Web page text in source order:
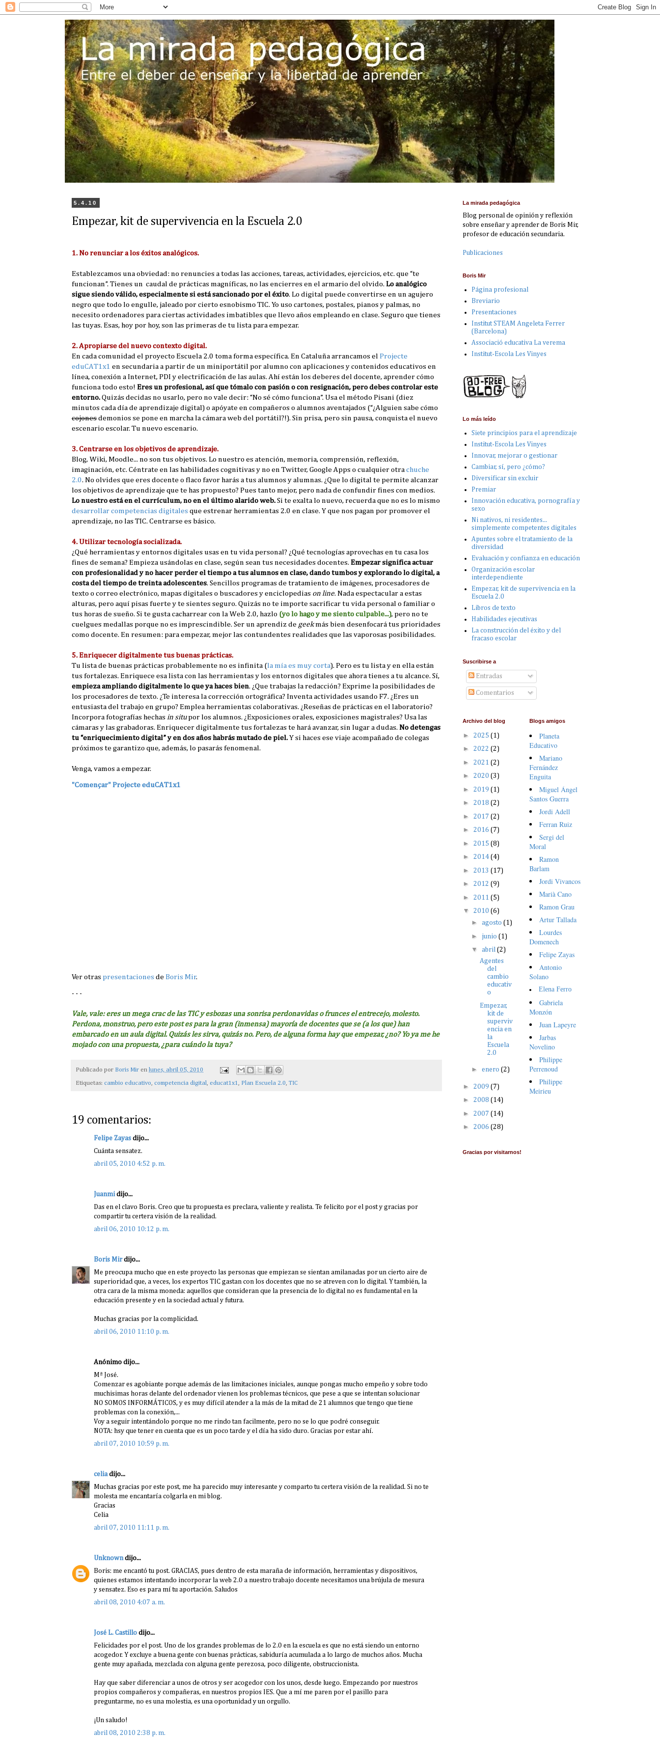
5.4.10
Empezar, kit de supervivencia en la Escuela 2.0
1. No renunciar a los éxitos analógicos.
Establezcamos una obviedad: no renuncies a todas las acciones, tareas, actividades, ejercicios, etc. que “te
funcionan”. Tienes un caudal de prácticas magníficas, no las encierres en el armario del olvido. Lo analógico
sigue siendo válido, especialmente si está sancionado por el éxito. Lo digital puede convertirse en un agujero
negro que todo lo engulle, jaleado por cierto esnobismo TIC. Yo uso cartones, postales, pianos y palmas, no
necesito ordenadores para ciertas actividades imbatibles que llevo años empleando en clase. Seguro que tienes
las tuyas. Esas, hoy por hoy, son las primeras de tu lista para empezar.
2. Apropiarse del nuevo contexto digital.
En cada comunidad el proyecto Escuela 2.0 toma forma específica. En Cataluña arrancamos el Projecte
eduCAT1x1 en secundaria a partir de un miniportátil por alumno con aplicaciones y contenidos educativos en
línea, conexión a Internet, PDI y electrificación de las aulas. Ahí están los deberes del docente, aprender cómo
funciona todo esto! Eres un profesional, así que tómalo con pasión o con resignación, pero debes controlar este
entorno. Quizás decidas no usarlo, pero no vale decir: “No sé cómo funciona”. Usa el método Pisani (diez
minutos cada día de aprendizaje digital) o apóyate en compañeros o alumnos aventajados (“¿Alguien sabe cómo
cojones demonios se pone en marcha la cámara web del portátil?!). Sin prisa, pero sin pausa, conquista el nuevo
escenario escolar. Tu nuevo escenario.
3. Centrarse en los objetivos de aprendizaje.
Blog, Wiki, Moodle... no son tus objetivos. Lo nuestro es atención, memoria, comprensión, reflexión,
imaginación, etc. Céntrate en las habilidades cognitivas y no en Twitter, Google Apps o cualquier otra chuche
2.0. No olvides que eres docente o flaco favor harás a tus alumnos y alumnas. ¿Que lo digital te permite alcanzar
los objetivos de aprendizaje que te has propuesto? Pues tanto mejor, pero nada de confundir fines con medios.
Lo nuestro está en el currículum, no en el último alarido web. Si te exalta lo nuevo, recuerda que no es lo mismo
desarrollar competencias digitales que estrenar herramientas 2.0 en clase. Y que nos pagan por promover el
aprendizaje, no las TIC. Centrarse es básico.
4. Utilizar tecnología socializada.
¿Qué herramientas y entornos digitales usas en tu vida personal? ¿Qué tecnologías aprovechas en tu casa los
fines de semana? Empieza usándolas en clase, según sean tus necesidades docentes. Empezar significa actuar
con profesionalidad y no hacer perder el tiempo a tus alumnos en clase, dando tumbos y explorando lo digital, a
costa del tiempo de treinta adolescentes. Sencillos programas de tratamiento de imágenes, procesadores de
texto o correo electrónico, mapas digitales o buscadores y enciclopedias on line. Nada espectacular a estas
alturas, pero aquí pisas fuerte y te sientes seguro. Quizás no te importe sacrificar tu vida personal o familiar o
tus horas de sueño. Si te gusta cacharrear con la Web 2.0, hazlo (yo lo hago y me siento culpable...), pero no te
cuelgues medallas porque no es imprescindible. Ser un aprendiz de geekmás bien desenfocará tus prioridades
como docente. En resumen: para empezar, mejor las contundentes realidades que las vaporosas posibilidades.
5. Enriquecer digitalmente tus buenas prácticas.
Tu lista de buenas prácticas probablemente no es infinita (la mía es muy corta). Pero es tu lista y en ella están
tus fortalezas. Enriquece esa lista con las herramientas y los entornos digitales que ahora tienes a tu alcance. Sí,
empieza ampliando digitalmente lo que ya haces bien. ¿Que trabajas la redacción? Exprime la posibilidades de
los procesadores de texto. ¿Te interesa la corrección ortográfica? Inventa actividades usando F7. ¿Eres un
entusiasta del trabajo en grupo? Emplea herramientas colaborativas. ¿Reseñas de prácticas en el laboratorio?
Incorpora fotografías hechas in situpor los alumnos. ¿Exposiciones orales, exposiciones magistrales? Usa las
cámaras y las grabadoras. Enriquecer digitalmente tus fortalezas te hará avanzar, sin lugar a dudas. No detengas
tu “enriquecimiento digital” y en dos años habrás mutado de piel. Y si haces ese viaje acompañado de colegas
próximos te garantizo que, además, lo pasarás fenomenal.
Venga, vamos a empezar.
"Començar" Projecte eduCAT1x1
Ver otras presentaciones de Boris Mir.
- - -
Vale, vale: eres un mega crac de las TIC y esbozas una sonrisa perdonavidas o frunces el entrecejo, molesto.
Perdona, monstruo, pero este post es para la gran (inmensa) mayoría de docentes que se (a los que) han
embarcado en un aula digital. Quizás les sirva, quizás no. Pero, de alguna forma hay que empezar, ¿no? Yo ya me he
mojado con una propuesta, ¿para cuándo la tuya?
Publicado por Boris Mir en lunes, abril 05, 2010
Etiquetas: cambio educativo, competencia digital, educat1x1, Plan Escuela 2.0, TIC
19 comentarios:
Felipe Zayas dijo...
Cuánta sensatez.
abril 05, 2010 4:52 p. m.
Juanmidijo...
Das en el clavo Boris. Creo que tu propuesta es preclara, valiente y realista. Te felicito por el post y gracias por
compartir tu certera visión de la realidad.
abril 06, 2010 10:12 p. m.
Boris Mirdijo...
Me preocupa mucho que en este proyecto las personas que empiezan se sientan amilanadas por un cierto aire de
superioridad que, a veces, los expertos TIC gastan con los docentes que no se atreven con lo digital. Y también, la
otra cara de la misma moneda: aquellos que consideran que la presencia de lo digital no es fundamental en la
educación presente y en la sociedad actual y futura.
Muchas gracias por la complicidad.
abril 06, 2010 11:10 p. m.
Anónimo dijo...
Mª José.
Comenzar es agobiante porque además de las limitaciones iniciales, aunque pongas mucho empeño y sobre todo
muchisimas horas delante del ordenador vienen los problemas técnicos, que pese a que se intentan solucionar
NO SOMOS INFORMÁTICOS, y es muy difícil atender a la más de la mitad de 21 alumnos que tengo que tiene
problemas con la conexión,...
Voy a seguir intentándolo porque no me rindo tan facilmente, pero no se lo que podré conseguir.
NOTA: hsy que tener en cuenta que es un poco tarde y el día ha sido duro. Gracias por estar ahí.
abril 07, 2010 10:59 p. m.
celiadijo...
Muchas gracias por este post, me ha parecido muy interesante y comparto tu certera visión de la realidad. Si no te
molesta me encantaría colgarla en mi blog.
Gracias
Celia
abril 07, 2010 11:11 p. m.
Unknowndijo...
Boris: me encantó tu post. GRACIAS, pues dentro de esta maraña de información, herramientas y dispositivos,
quienes estamos intentando incorporar la web 2.0 a nuestro trabajo docente necesitamos una brújula de mesura
y sensatez. Eso es para mí tu aportación. Saludos
abril 08, 2010 4:07 a. m.
José L. Castillo dijo...
Felicidades por el post. Uno de los grandes problemas de lo 2.0 en la escuela es que no está siendo un entorno
acogedor. Y excluye a buena gente con buenas prácticas, sabiduría acumulada a lo largo de muchos años. Mucha
gente muy apañada, mezclada con alguna gente perezosa, poco diligente, obstruccionista.
Hay que saber diferenciar a unos de otros y ser acogedor con los unos, desde luego. Empezando por nuestros
propios compañeros y compañeras, en nuestros propios IES. Que a mí me paren por el pasillo para
preguntarme, no es una molestia, es una oportunidad y un orgullo.
¡Un saludo!
abril 08, 2010 2:38 p. m.
La mirada pedagógica
Blog personal de opinión y reflexión
sobre enseñar y aprender de Boris Mir,
profesor de educación secundaria.
Publicaciones
Boris Mir
Página profesional
Breviario
Presentaciones
Institut STEAM Angeleta Ferrer
(Barcelona)
Associació educativa La verema
Institut-Escola Les Vinyes
Lo más leído
Siete principios para el aprendizaje
Institut-Escola Les Vinyes
Innovar, mejorar o gestionar
Cambiar, sí, pero ¿cómo?
Diversificar sin excluir
Premiar
Innovación educativa, pornografía y
sexo
Ni nativos, ni residentes...
simplemente competentes digitales
Apuntes sobre el tratamiento de la
diversidad
Evaluación y confianza en educación
Organización escolar
interdependiente
Empezar, kit de supervivencia en la
Escuela 2.0
Libros de texto
Habilidades ejecutivas
La construcción del éxito y del
fracaso escolar
Suscribirse a
Entradas
Comentarios
Archivo del blog
► 2025 (1)
► 2022 (2)
► 2021 (2)
► 2020 (3)
► 2019 (1)
► 2018 (2)
► 2017 (2)
► 2016 (7)
► 2015 (8)
► 2014 (4)
► 2013 (17)
► 2012 (9)
► 2011 (5)
▼ 2010 (6)
► agosto (1)
► junio (1)
▼ abril (2)
Agentes
del
cambio
educativ
o
Empezar,
kit de
superviv
encia en
la
Escuela
2.0
► enero (2)
► 2009 (7)
► 2008 (14)
► 2007 (14)
► 2006 (28)
Blogs amigos
Planeta
Educativo
Mariano
Fernández
Enguita
Miguel Ángel
Santos Guerra
Jordi Adell
Ferran Ruiz
Sergi del
Moral
Ramon
Barlam
Jordi Vivancos
Marià Cano
Ramon Grau
Artur Tallada
Lourdes
Domenech
Felipe Zayas
Antonio
Solano
Elena Ferro
Gabriela
Monzón
Juan Lapeyre
Jarbas
Novelino
Philippe
Perrenoud
Philippe
Meirieu
Gracias por visitarnos!